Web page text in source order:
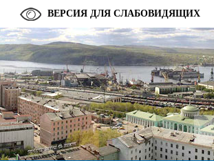
ВЕРСИЯ ДЛЯ СЛАБОВИДЯЩИХ